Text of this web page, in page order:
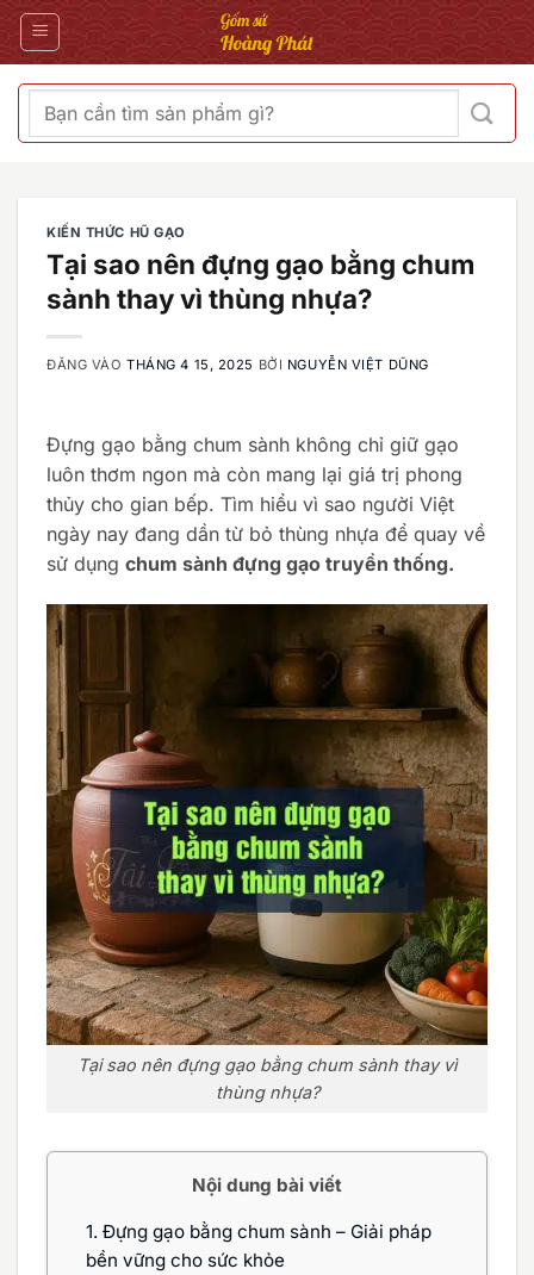
Bỏ
qua
Tìm
kiếm:
KIẾN THỨC HŨ GẠO
Tại sao nên đựng gạo bằng chum
sành thay vì thùng nhựa?
ĐĂNG VÀOTHÁNG 4 15, 2025 BỞI NGUYỄN VIỆT DŨNG
Đựng gạo bằng chum sành không chỉ giữ gạo
luôn thơm ngon mà còn mang lại giá trị phong
thủy cho gian bếp. Tìm hiểu vì sao người Việt
ngày nay đang dần từ bỏ thùng nhựa để quay về
sử dụng chum sành đựng gạo truyền thống.
Tại sao nên đựng gạo bằng chum sành thay vì
thùng nhựa?
Nội dung bài viết
1. Đựng gạo bằng chum sành – Giải pháp
bền vững cho sức khỏe